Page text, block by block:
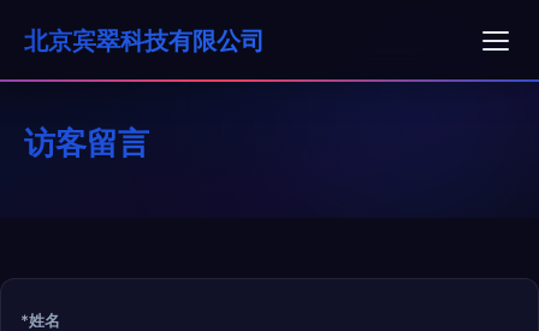
北京宾翠科技有限公司
访客留言
*姓名